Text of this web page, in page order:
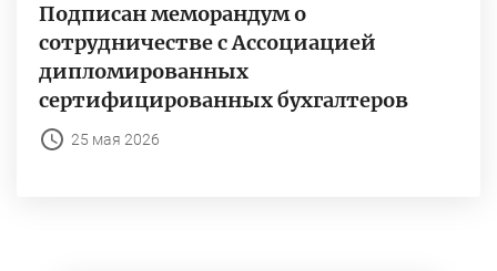
Подписан меморандум о
сотрудничестве с Ассоциацией
дипломированных
сертифицированных бухгалтеров
25 мая 2026